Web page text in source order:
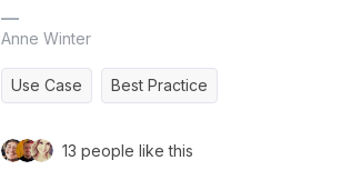
Anne Winter
Use Case Best Practice
13 people like this